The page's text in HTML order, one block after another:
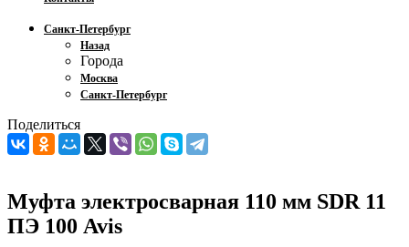
Санкт-Петербург
Назад
Города
Москва
Санкт-Петербург
Поделиться
Муфта электросварная 110 мм SDR 11
ПЭ 100 Avis